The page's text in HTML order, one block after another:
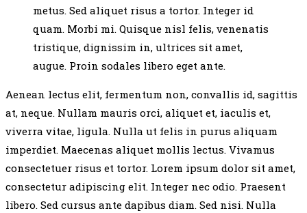
metus. Sed aliquet risus a tortor. Integer id
quam. Morbi mi. Quisque nisl felis, venenatis
tristique, dignissim in, ultrices sit amet,
augue. Proin sodales libero eget ante.
Aenean lectus elit, fermentum non, convallis id, sagittis
at, neque. Nullam mauris orci, aliquet et, iaculis et,
viverra vitae, ligula. Nulla ut felis in purus aliquam
imperdiet. Maecenas aliquet mollis lectus. Vivamus
consectetuer risus et tortor. Lorem ipsum dolor sit amet,
consectetur adipiscing elit. Integer nec odio. Praesent
libero. Sed cursus ante dapibus diam. Sed nisi. Nulla